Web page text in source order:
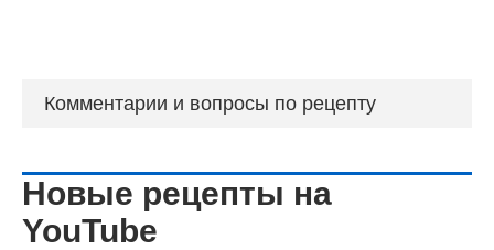
Комментарии и вопросы по рецепту
Новые рецепты на
YouTube